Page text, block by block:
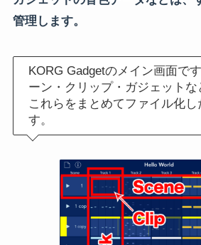
管理します。
KORG Gadgetのメイン画面で
ーン・クリップ・ガジェットな
これらをまとめてファイル化
す。